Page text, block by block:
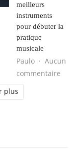
visage :
meilleurs
instruments
pour débuter la
pratique
musicale
Paulo
Aucun
commentaire
plus